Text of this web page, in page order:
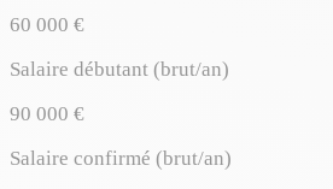
60 000 €
Salaire débutant (brut/an)
90 000 €
Salaire confirmé (brut/an)